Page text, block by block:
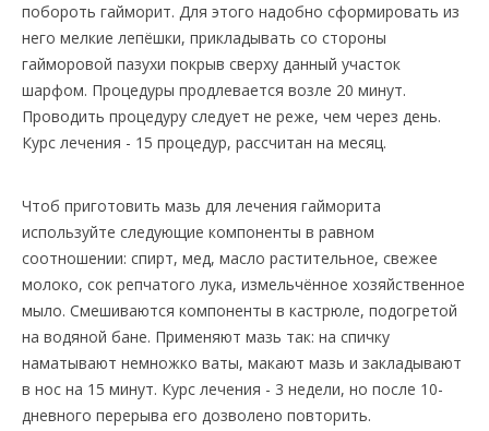
побороть гайморит. Для этого надобно сформировать из
него мелкие лепёшки, прикладывать со стороны
гайморовой пазухи покрыв сверху данный участок
шарфом. Процедуры продлевается возле 20 минут.
Проводить процедуру следует не реже, чем через день.
Курс лечения - 15 процедур, рассчитан на месяц.
Чтоб приготовить мазь для лечения гайморита
используйте следующие компоненты в равном
соотношении: спирт, мед, масло растительное, свежее
молоко, сок репчатого лука, измельчённое хозяйственное
мыло. Смешиваются компоненты в кастрюле, подогретой
на водяной бане. Применяют мазь так: на спичку
наматывают немножко ваты, макают мазь и закладывают
в нос на 15 минут. Курс лечения - 3 недели, но после 10-
дневного перерыва его дозволено повторить.